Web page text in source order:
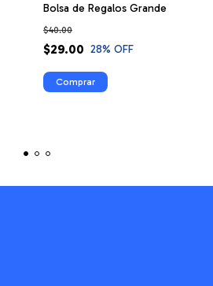
Bolsa de Regalos Grande
$29.00
$40.00
28% OFF